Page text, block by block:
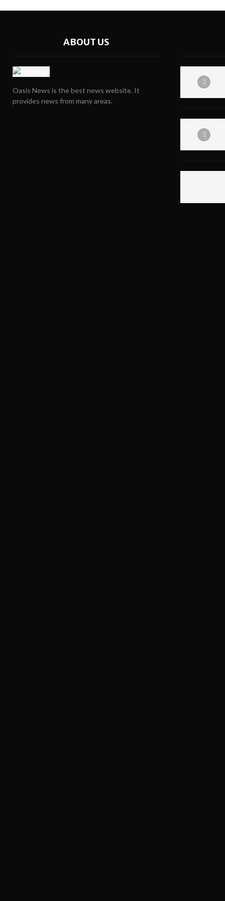
ABOUT US
Oasis News is the best news website. It
provides news from many areas.